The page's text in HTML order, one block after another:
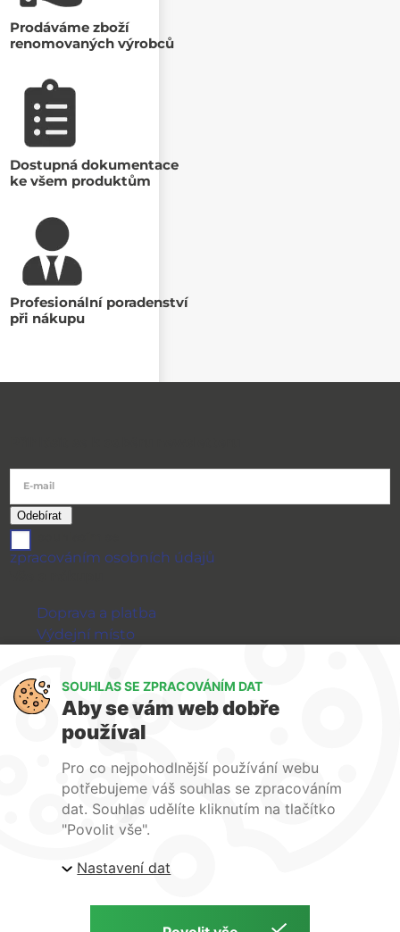
Prodáváme zboží
renomovaných výrobců
Dostupná dokumentace
ke všem produktům
Profesionální poradenství
při nákupu
E-mail
zpracováním osobních údajů
Doprava a platba
Výdejní místo
GDPR
WIRPO s.r.o.
Obchodní podmínky
O nás
Kontakty
Firemní web
SOUHLAS SE ZPRACOVÁNÍM DAT
Aby se vám web dobře
používal
Pro co nejpohodlnější používání webu
potřebujeme váš souhlas se zpracováním
dat. Souhlas udělíte kliknutím na tlačítko
"Povolit vše".
Nastavení dat